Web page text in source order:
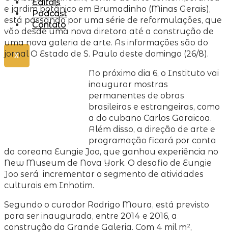
Editais
Podcast
Contato
X
e jardim botânico em Brumadinho (Minas Gerais),
está passando por uma série de reformulações, que
vão desde uma nova diretora até a construção de
uma nova galeria de arte. As informações são do
jornal O Estado de S. Paulo deste domingo (26/8).
No próximo dia 6, o Instituto vai
inaugurar mostras
permanentes de obras
brasileiras e estrangeiras, como
a do cubano Carlos Garaicoa.
Além disso, a direção de arte e
programação ficará por conta
da coreana Eungie Joo, que ganhou experiência no
New Museum de Nova York. O desafio de Eungie
Joo será incrementar o segmento de atividades
culturais em Inhotim.
Segundo o curador Rodrigo Moura, está previsto
para ser inaugurada, entre 2014 e 2016, a
construção da Grande Galeria. Com 4 mil m²,